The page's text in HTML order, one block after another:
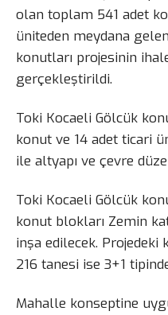
olan toplam 541 adet
üniteden meydana
konutları projesinin
gerçekleştirildi.
Toki Kocaeli Gölcük
konut ve 14 adet ticari
ile altyapı ve çevre
Toki Kocaeli Gölcük
konut blokları Zemin
inşa edilecek. Projedeki
216 tanesi ise 3+1
Mahalle konseptine